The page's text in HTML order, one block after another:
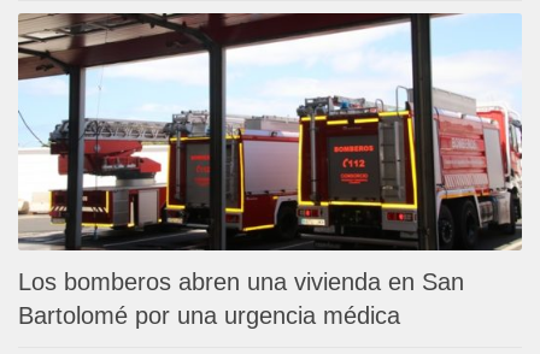
Los bomberos abren una vivienda en San
Bartolomé por una urgencia médica